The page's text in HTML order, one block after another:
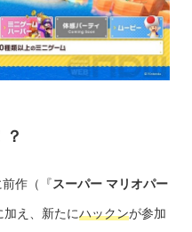
作（『スーパー マリオパー
加え、新たにハックンが参加